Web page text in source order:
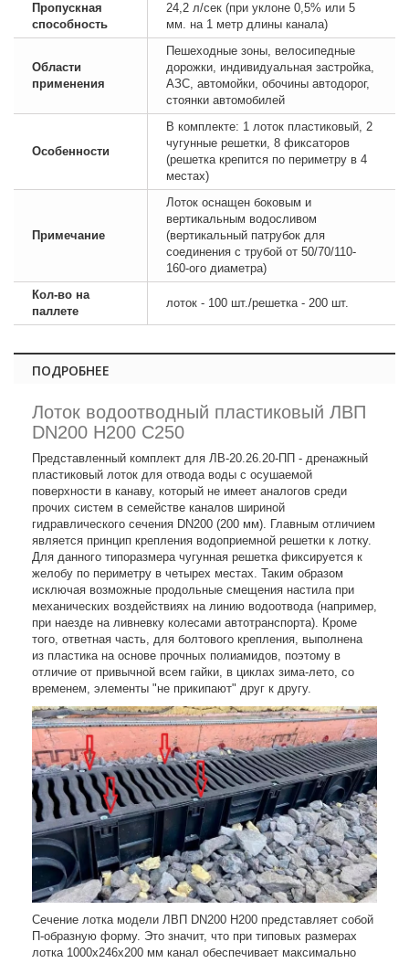
Пропускная
способность
24,2 л/сек (при уклоне 0,5% или 5
мм. на 1 метр длины канала)
Области
применения
Пешеходные зоны, велосипедные
дорожки, индивидуальная застройка,
АЗС, автомойки, обочины автодорог,
стоянки автомобилей
Особенности
В комплекте: 1 лоток пластиковый, 2
чугунные решетки, 8 фиксаторов
(решетка крепится по периметру в 4
местах)
Примечание
Лоток оснащен боковым и
вертикальным водосливом
(вертикальный патрубок для
соединения с трубой от 50/70/110-
160-ого диаметра)
Кол-во на
паллете
лоток - 100 шт./решетка - 200 шт.
ПОДРОБНЕЕ
Лоток водоотводный пластиковый ЛВП
DN200 H200 C250
Представленный комплект для ЛВ-20.26.20-ПП - дренажный
пластиковый лоток для отвода воды с осушаемой
поверхности в канаву, который не имеет аналогов среди
прочих систем в семействе каналов шириной
гидравлического сечения DN200 (200 мм). Главным отличием
является принцип крепления водоприемной решетки к лотку.
Для данного типоразмера чугунная решетка фиксируется к
желобу по периметру в четырех местах. Таким образом
исключая возможные продольные смещения настила при
механических воздействиях на линию водоотвода (например,
при наезде на ливневку колесами автотранспорта). Кроме
того, ответная часть, для болтового крепления, выполнена
из пластика на основе прочных полиамидов, поэтому в
отличие от привычной всем гайки, в циклах зима-лето, со
временем, элементы "не прикипают" друг к другу.
Сечение лотка модели ЛВП DN200 H200 представляет собой
П-образную форму. Это значит, что при типовых размерах
лотка 1000х246х200 мм канал обеспечивает максимально